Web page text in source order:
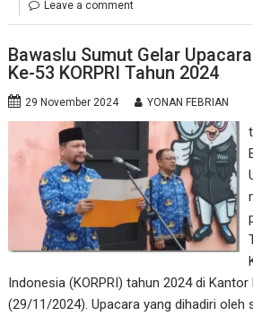
Leave a comment
Bawaslu Sumut Gelar
Ke-53 KORPRI Tahun 2024
29 November 2024 YONAN FEBRIAN
Indonesia (KORPRI) tahun 2024 di
(29/11/2024). Upacara yang dihadiri oleh